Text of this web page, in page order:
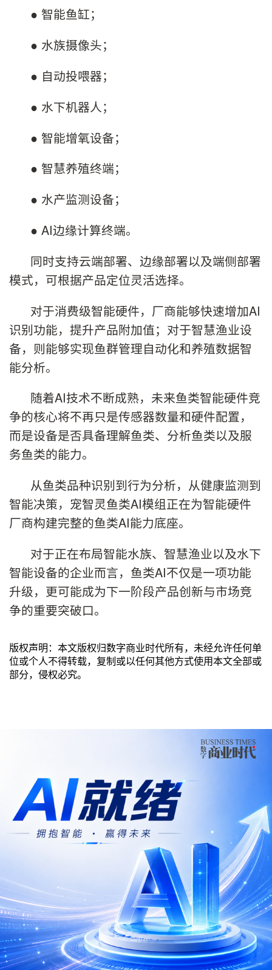
● 智能鱼缸；
● 水族摄像头；
● 自动投喂器；
● 水下机器人；
● 智能增氧设备；
● 智慧养殖终端；
● 水产监测设备；
● AI边缘计算终端。
同时支持云端部署、边缘部署以及端侧部署
模式，可根据产品定位灵活选择。
对于消费级智能硬件，厂商能够快速增加AI
识别功能，提升产品附加值；对于智慧渔业设
备，则能够实现鱼群管理自动化和养殖数据智
能分析。
随着AI技术不断成熟，未来鱼类智能硬件竞
争的核心将不再只是传感器数量和硬件配置，
而是设备是否具备理解鱼类、分析鱼类以及服
务鱼类的能力。
从鱼类品种识别到行为分析，从健康监测到
智能决策，宠智灵鱼类AI模组正在为智能硬件
厂商构建完整的鱼类AI能力底座。
对于正在布局智能水族、智慧渔业以及水下
智能设备的企业而言，鱼类AI不仅是一项功能
升级，更可能成为下一阶段产品创新与市场竞
争的重要突破口。
版权声明：本文版权归数字商业时代所有，未经允许任何单
位或个人不得转载，复制或以任何其他方式使用本文全部或
部分，侵权必究。